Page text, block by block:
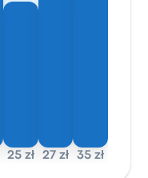
25 zł 27 zł 35 zł